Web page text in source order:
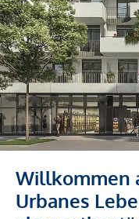
Willkommen
Urbanes